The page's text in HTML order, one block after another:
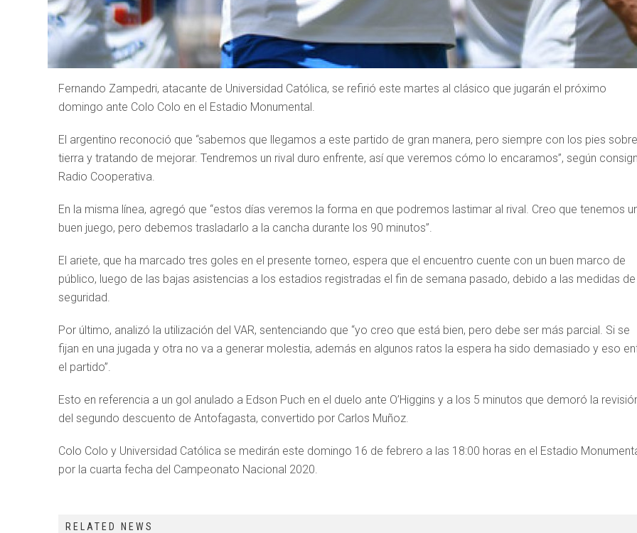
Fernando Zampedri, atacante de Universidad Católica, se refirió este martes al clásico que jugarán el próximo
domingo ante Colo Colo en el Estadio Monumental.
El argentino reconoció que “sabemos que llegamos a este partido de gran manera, pero siempre con los pies
tierra y tratando de mejorar. Tendremos un rival duro enfrente, así que veremos cómo lo encaramos”, según
Radio Cooperativa.
En la misma línea, agregó que “estos días veremos la forma en que podremos lastimar al rival. Creo que tenemos
buen juego, pero debemos trasladarlo a la cancha durante los 90 minutos”.
El ariete, que ha marcado tres goles en el presente torneo, espera que el encuentro cuente con un buen marco de
público, luego de las bajas asistencias a los estadios registradas el fin de semana pasado, debido a las medidas de
seguridad.
Por último, analizó la utilización del VAR, sentenciando que “yo creo que está bien, pero debe ser más parcial. Si se
fijan en una jugada y otra no va a generar molestia, además en algunos ratos la espera ha sido demasiado y eso
el partido”.
Esto en referencia a un gol anulado a Edson Puch en el duelo ante O’Higgins y a los 5 minutos que demoró la
del segundo descuento de Antofagasta, convertido por Carlos Muñoz.
Colo Colo y Universidad Católica se medirán este domingo 16 de febrero a las 18:00 horas en el Estadio
por la cuarta fecha del Campeonato Nacional 2020.
RELATED NEWS